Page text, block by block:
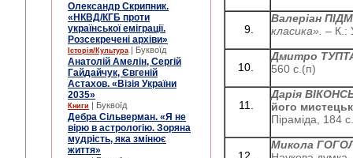
Олександр Скрипник.
«НКВД/КГБ проти
української еміграції.
Розсекречені архіви»
Історія/Культура | Буквоїд
Анатолій Амелін, Сергій
Гайдайчук, Євгеній
Астахов. «Візія України
2035»
Книги | Буквоїд
Дебра Сільверман. «Я не
вірю в астрологію. Зоряна
мудрість, яка змінює
життя»
Валеріан
класика». – К.:
Дмитро
560 с.(п)
Дарія
його
Піраміда, 184
Микола